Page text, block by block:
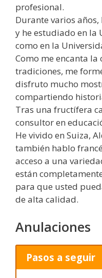
profesional.
Durante varios
y he estudiado en la
como en la
Como me encanta
tradiciones, me
disfruto mucho
compartiendo
Tras una fructífera
consultor en
He vivido en Suiza,
también hablo
acceso a una
están
para que usted
de alta calidad.
Anulaciones
Pasos a seguir